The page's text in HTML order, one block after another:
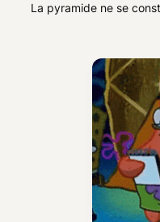
La pyramide ne se